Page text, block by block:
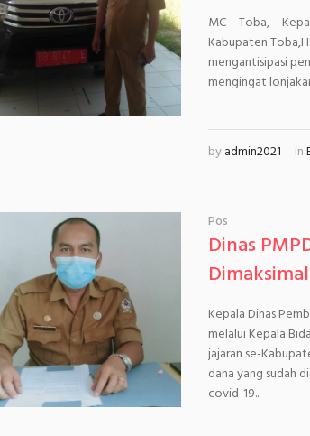
MC – Toba, –
Kabupaten
mengantisipasi
mengingat
byadmin2021 in
Pos
Dinas
Kepala Dinas
melalui Kepala
jajaran se-
dana yang sudah
covid-19...